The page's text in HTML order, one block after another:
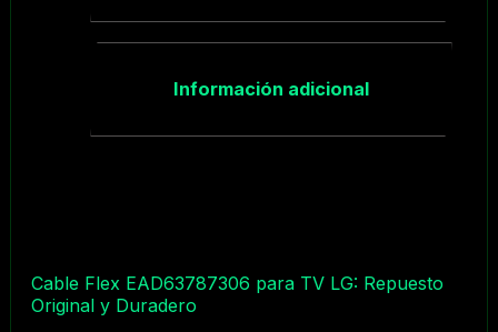
Información adicional
Cable Flex EAD63787306 para TV LG: Repuesto
Original y Duradero